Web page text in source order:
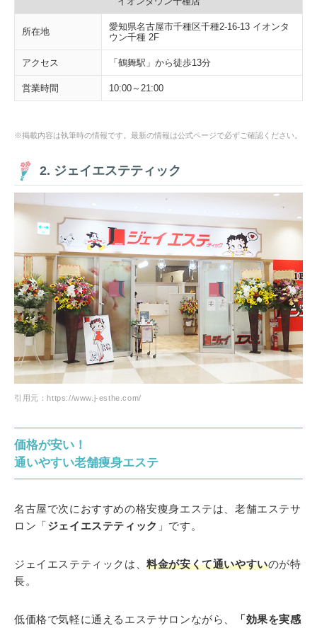
所在地
愛知県名古屋市千種区千種2-16-13 イオンタ
ウン千種 2F
アクセス 「鶴舞駅」から徒歩13分
営業時間 10:00～21:00
※掲載内容は執筆時の情報です。最新の情報は公式ページで必ずご確認ください。
2. ジェイエステティック
引用元：https://www.j-esthe.com/
価格が安い！
通いやすい老舗痩身エステ
名古屋で次におすすめの格安痩身エステは、老舗エステサ
ロン「ジェイエステティック 」です。
ジェイエステティックは、料金が安くて通いやすいのが特
長。
低価格で気軽に通えるエステサロンながら、 「効果を実感